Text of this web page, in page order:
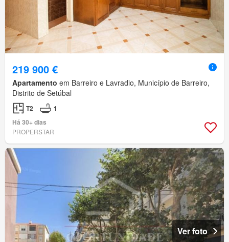
219 900 €
Apartamento em Barreiro e Lavradio, Município de Barreiro,
Distrito de Setúbal
T2
1
Há 30+ dias
PROPERSTAR
Ver foto